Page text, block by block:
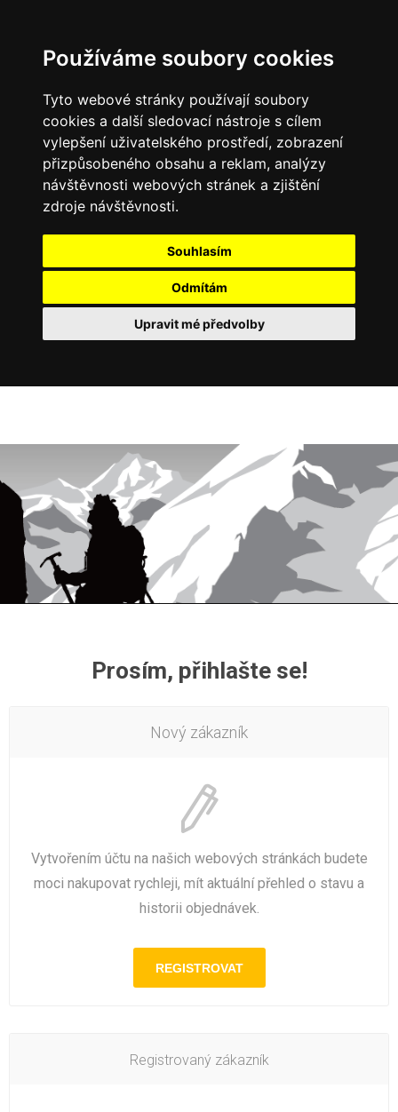
Používáme soubory cookies
Tyto webové stránky používají soubory
cookies a další sledovací nástroje s cílem
vylepšení uživatelského prostředí, zobrazení
přizpůsobeného obsahu a reklam, analýzy
návštěvnosti webových stránek a zjištění
zdroje návštěvnosti.
Souhlasím
Odmítám
Upravit mé předvolby
Prosím, přihlašte se!
Nový zákazník
Vytvořením účtu na našich webových stránkách budete
moci nakupovat rychleji, mít aktuální přehled o stavu a
historii objednávek.
Registrovaný zákazník